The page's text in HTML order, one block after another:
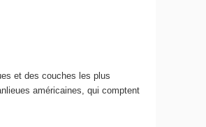
et des couches les plus
américaines, qui comptent